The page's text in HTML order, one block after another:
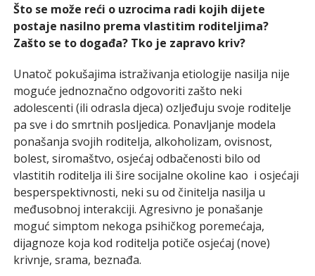
Što se može reći o uzrocima radi kojih dijete
postaje nasilno prema vlastitim roditeljima?
Zašto se to događa? Tko je zapravo kriv?
Unatoč pokušajima istraživanja etiologije nasilja nije
moguće jednoznačno odgovoriti zašto neki
adolescenti (ili odrasla djeca) ozljeđuju svoje roditelje
pa sve i do smrtnih posljedica. Ponavljanje modela
ponašanja svojih roditelja, alkoholizam, ovisnost,
bolest, siromaštvo, osjećaj odbačenosti bilo od
vlastitih roditelja ili šire socijalne okoline kao i osjećaji
besperspektivnosti, neki su od činitelja nasilja u
međusobnoj interakciji. Agresivno je ponašanje
moguć simptom nekoga psihičkog poremećaja,
dijagnoze koja kod roditelja potiče osjećaj (nove)
krivnje, srama, beznađa.